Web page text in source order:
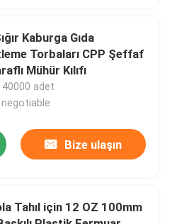
Kaburga Gıda
Torbaları CPP Şeffaf
Mühür Kılıfı
40000 adet
negotiable
Bize ulaşın
Tahıl için 12 OZ 100mm